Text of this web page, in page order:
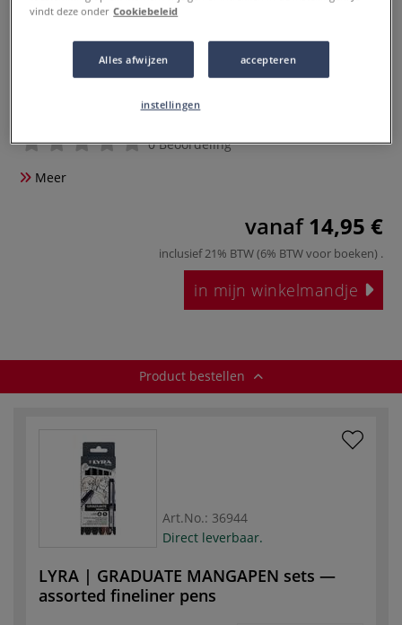
LYRA | GRADUATE MANGAPEN
sets — assorted fineliner pens
0 Beoordeling
Meer
vanaf 14,95 €
inclusief 21% BTW (6% BTW voor boeken) .
in mijn winkelmandje
Product bestellen
Art.No.: 36944
Direct leverbaar.
LYRA | GRADUATE MANGAPEN sets —
assorted fineliner pens
vindt deze onder Cookiebeleid
Alles afwijzen accepteren
instellingen